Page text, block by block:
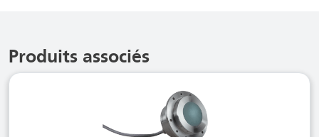
Produits associés